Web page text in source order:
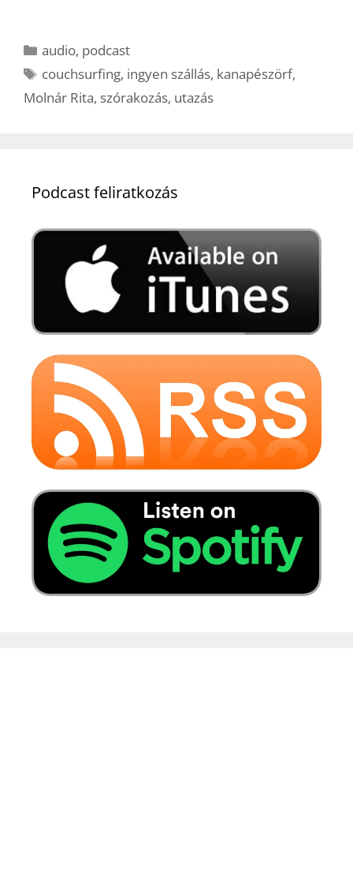
Kategória
audio, podcast
Címkék
couchsurfing, ingyen szállás, kanapészörf,
Molnár Rita, szórakozás, utazás
Podcast feliratkozás